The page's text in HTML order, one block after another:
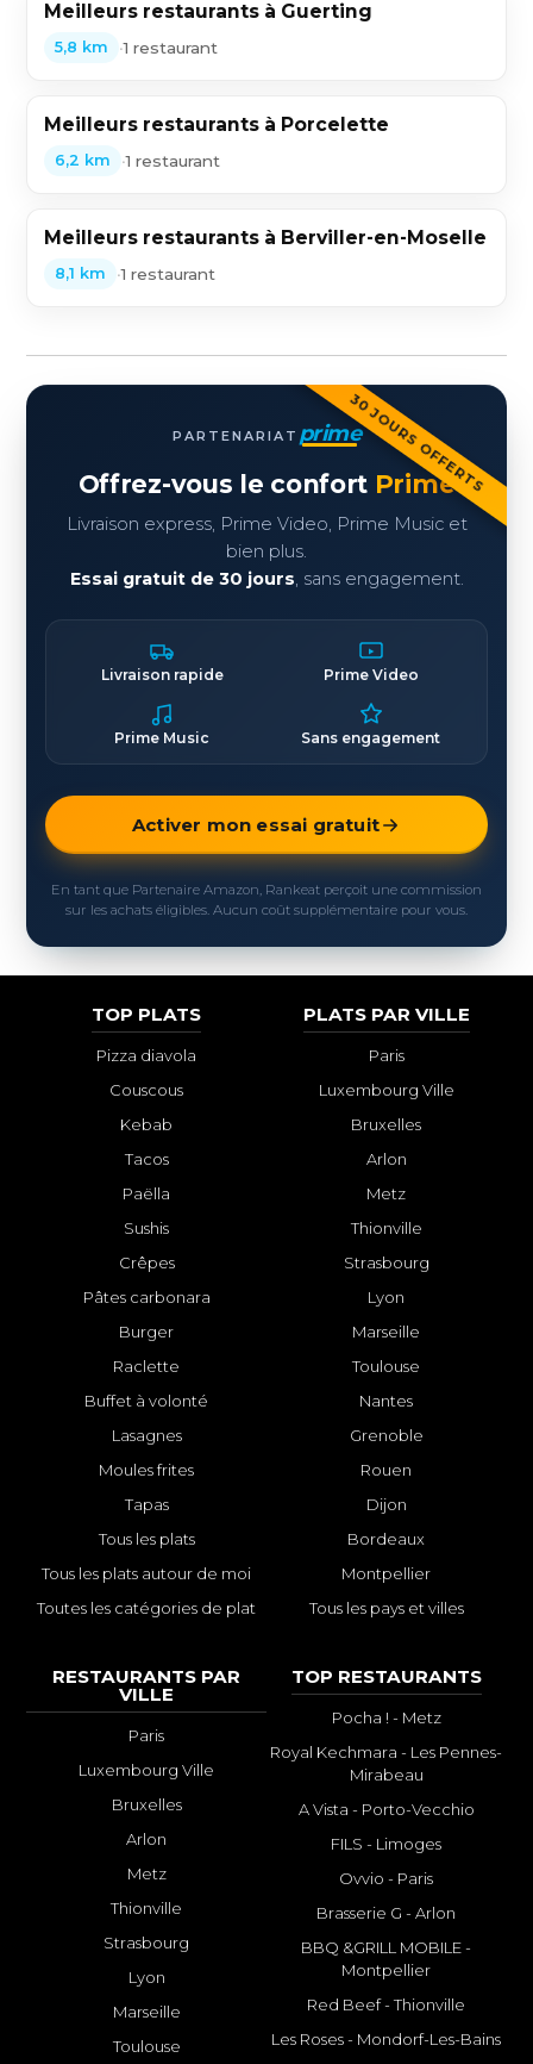
Meilleurs restaurants à Guerting
5,8 km •1 restaurant
Meilleurs restaurants à Porcelette
6,2 km •1 restaurant
Meilleurs restaurants à Berviller-en-Moselle
8,1 km •1 restaurant
30 JOURS OFFERTS
PARTENARIAT prime
Offrez-vous le confort Prime
Livraison express, Prime Video, Prime Music et
bien plus.
Essai gratuit de 30 jours, sans engagement.
Livraison rapide Prime Video
Prime Music Sans engagement
Activer mon essai gratuit
En tant que Partenaire Amazon, Rankeat perçoit une commission
sur les achats éligibles. Aucun coût supplémentaire pour vous.
TOP PLATS
Pizza diavola
Couscous
Kebab
Tacos
Paëlla
Sushis
Crêpes
Pâtes carbonara
Burger
Raclette
Buffet à volonté
Lasagnes
Moules frites
Tapas
Tous les plats
Tous les plats autour de moi
Toutes les catégories de plat
PLATS PAR VILLE
Paris
Luxembourg Ville
Bruxelles
Arlon
Metz
Thionville
Strasbourg
Lyon
Marseille
Toulouse
Nantes
Grenoble
Rouen
Dijon
Bordeaux
Montpellier
Tous les pays et villes
RESTAURANTS PAR
VILLE
Paris
Luxembourg Ville
Bruxelles
Arlon
Metz
Thionville
Strasbourg
Lyon
Marseille
Toulouse
TOP RESTAURANTS
Pocha ! - Metz
Royal Kechmara - Les Pennes-
Mirabeau
A Vista - Porto-Vecchio
FILS - Limoges
Ovvio - Paris
Brasserie G - Arlon
BBQ &GRILL MOBILE -
Montpellier
Red Beef - Thionville
Les Roses - Mondorf-Les-Bains